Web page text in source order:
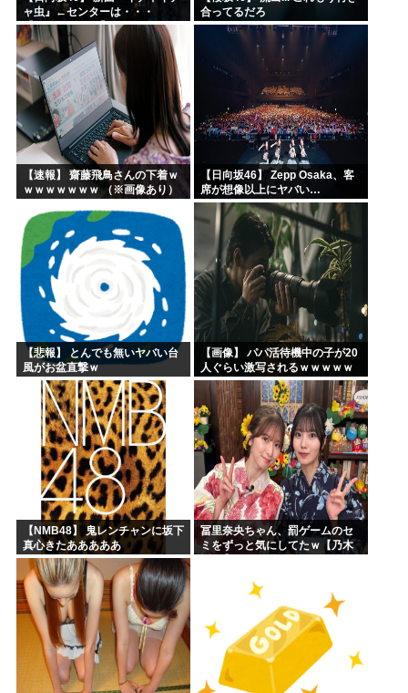
ャ虫』←センターは・・・
【18thシングル】
合ってるだろ
【速報】 齋藤飛鳥さんの下着ｗ
ｗｗｗｗｗｗｗ （※画像あり）
【日向坂46】 Zepp Osaka、客
席が想像以上にヤバい…
【悲報】 とんでも無いヤバい台
風がお盆直撃ｗ
【画像】 パパ活待機中の子が20
人ぐらい激写されるｗｗｗｗｗ
ｗｗｗｗｗｗ
【NMB48】 鬼レンチャンに坂下
真心きたあああああ
冨里奈央ちゃん、罰ゲームのセ
ミをずっと気にしてたｗ【乃木